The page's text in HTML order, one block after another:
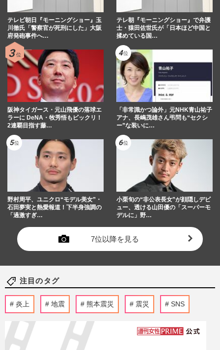
テレビ朝日『モーニングショー』玉
川徹氏「警察官が死刑にした」大阪
府発砲事件へ…
テレ朝『モーニングショー』で弁護
士・猿田佐世氏が「日本ほど中国と
揉めている国…
阪神タイガース・元山飛優の落球エ
ラーに DeNA・牧秀悟もビックリ！
2連覇目指す藤…
「非常識かつ論外」元NHK青山祐子
アナ、長嶋茂雄さん弔問も“セクシ
ー”な装いに…
野村周平、ユニクロ“モデル美女”・
石田夢実と熱愛報道！下半身強調の
「過激すぎ…
小栗旬の“非公表長女”が顔隠しデビ
ュー、透ける山田優の「スーパーモ
デルに」野…
7位以降を見る
注目のタグ
炎上 地震 熊本震災 震災 SNS